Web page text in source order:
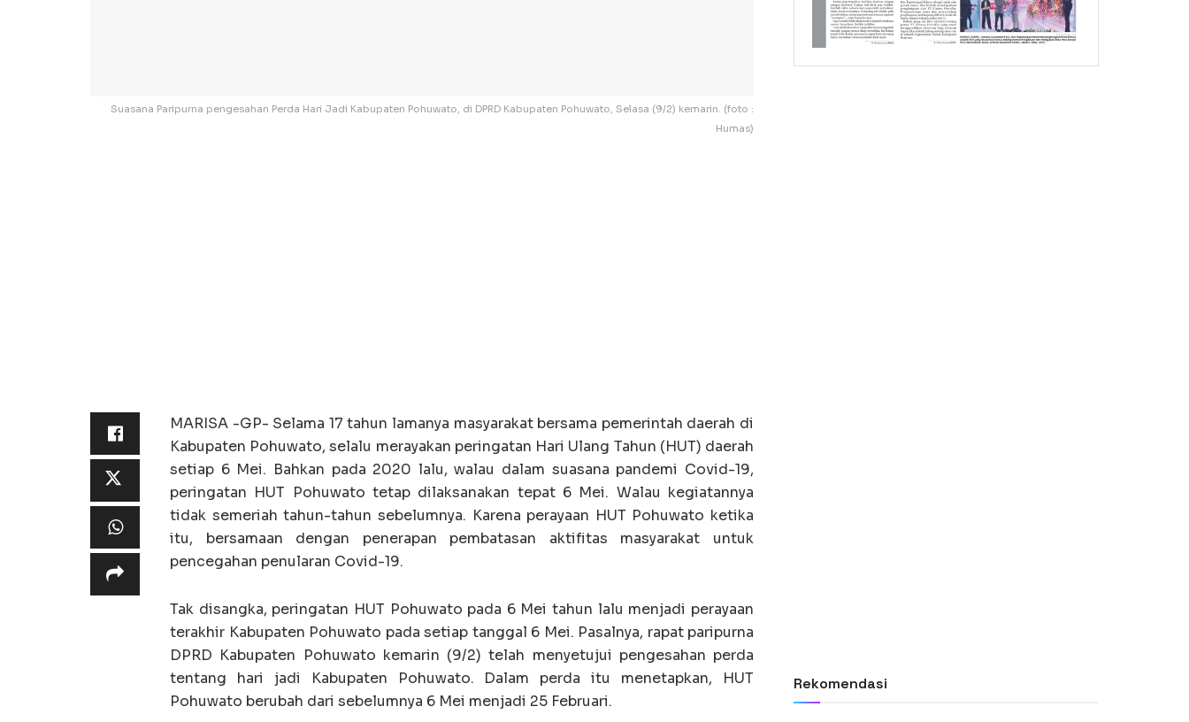
Suasana Paripurna pengesahan Perda Hari Jadi Kabupaten Pohuwato, di DPRD Kabupaten Pohuwato, Selasa (9/2) kemarin. (foto :
Humas)
MARISA -GP- Selama 17 tahun lamanya masyarakat bersama pemerintah daerah di
Kabupaten Pohuwato, selalu merayakan peringatan Hari Ulang Tahun (HUT) daerah
setiap 6 Mei. Bahkan pada 2020 lalu, walau dalam suasana pandemi Covid-19,
peringatan HUT Pohuwato tetap dilaksanakan tepat 6 Mei. Walau kegiatannya
tidak semeriah tahun-tahun sebelumnya. Karena perayaan HUT Pohuwato ketika
itu, bersamaan dengan penerapan pembatasan aktifitas masyarakat untuk
pencegahan penularan Covid-19.
Tak disangka, peringatan HUT Pohuwato pada 6 Mei tahun lalu menjadi perayaan
terakhir Kabupaten Pohuwato pada setiap tanggal 6 Mei. Pasalnya, rapat paripurna
DPRD Kabupaten Pohuwato kemarin (9/2) telah menyetujui pengesahan perda
tentang hari jadi Kabupaten Pohuwato. Dalam perda itu menetapkan, HUT
Pohuwato berubah dari sebelumnya 6 Mei menjadi 25 Februari.
Rekomendasi